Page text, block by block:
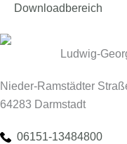
Ludwig-
Nieder-Ramstädter
64283 Darmstadt
06151-13484800
Downloadbereich